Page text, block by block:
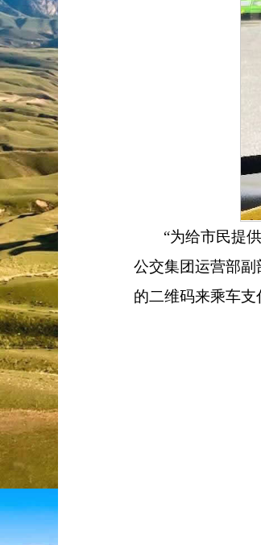
“为给市民提
公交集团运营部
的二维码来乘车支